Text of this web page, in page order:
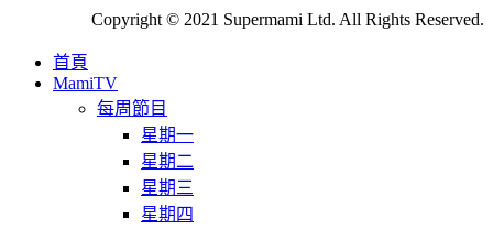
Copyright © 2021 Supermami Ltd. All Rights Reserved.
首頁
MamiTV
每周節目
星期一
星期二
星期三
星期四